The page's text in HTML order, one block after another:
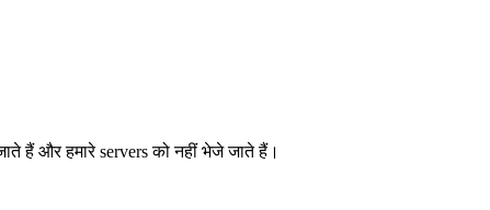
हैं और हमारे servers को नहीं भेजे जाते हैं।